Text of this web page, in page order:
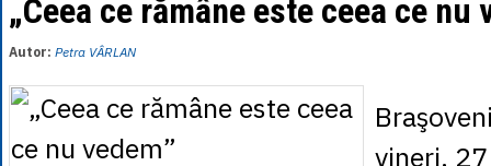
1 INR= 0.0513
1 NOK= 0.4191
= 2.6097
1 PLN= 1.1646
„Ceea ce rămâne este ceea ce nu
Autor: Petra VÂRLAN
vineri,